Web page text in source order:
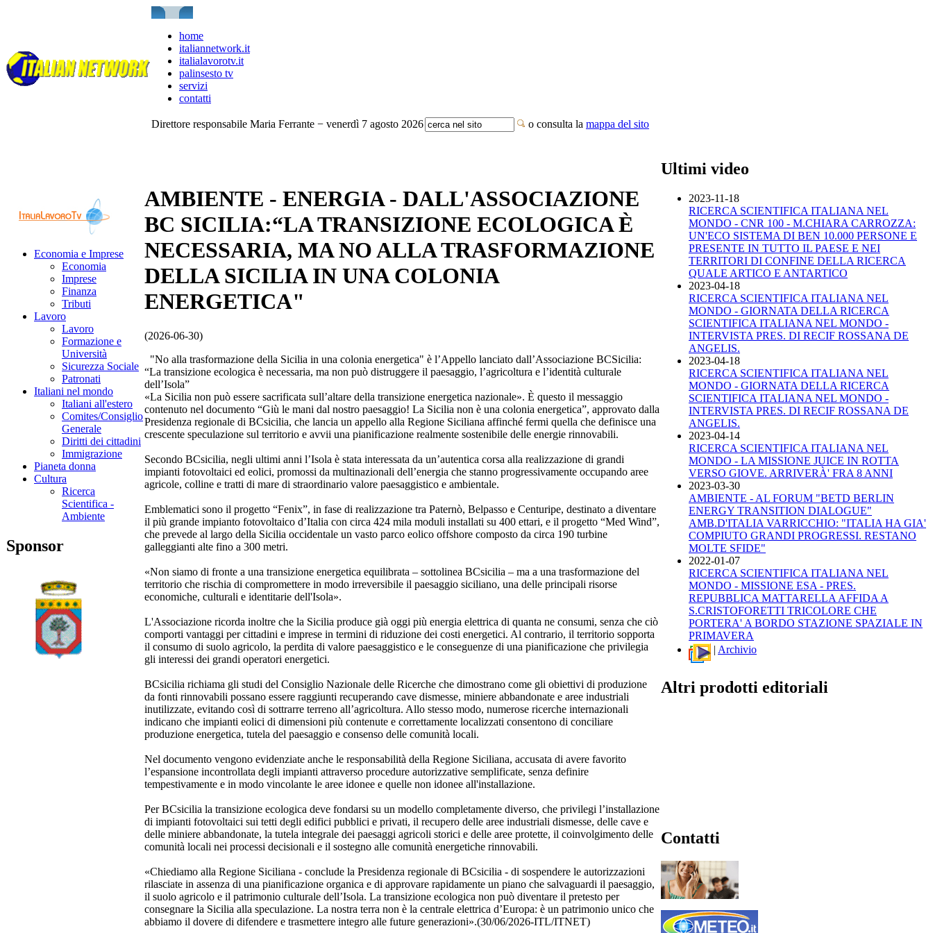
home
italiannetwork.it
italialavorotv.it
palinsesto tv
servizi
contatti
Direttore responsabile Maria Ferrante − venerdì 7 agosto 2026 o consulta la mappa del sito
Economia e Imprese
Economia
Imprese
Finanza
Tributi
Lavoro
Lavoro
Formazione e
Università
Sicurezza Sociale
Patronati
Italiani nel mondo
Italiani all'estero
Comites/Consiglio
Generale
Diritti dei cittadini
Immigrazione
Pianeta donna
Cultura
Ricerca
Scientifica -
Ambiente
Sponsor
AMBIENTE - ENERGIA - DALL'ASSOCIAZIONE
BC SICILIA:“LA TRANSIZIONE ECOLOGICA È
NECESSARIA, MA NO ALLA TRASFORMAZIONE
DELLA SICILIA IN UNA COLONIA
ENERGETICA"
(2026-06-30)
"No alla trasformazione della Sicilia in una colonia energetica" è l’Appello lanciato dall’Associazione BCSicilia:
“La transizione ecologica è necessaria, ma non può distruggere il paesaggio, l’agricoltura e l’identità culturale
dell’Isola”
«La Sicilia non può essere sacrificata sull’altare della transizione energetica nazionale». È questo il messaggio
contenuto nel documento “Giù le mani dal nostro paesaggio! La Sicilia non è una colonia energetica”, approvato dalla
Presidenza regionale di BCsicilia, che lancia un appello alla Regione Siciliana affinché fermi quella che definisce una
crescente speculazione sul territorio e avvii una pianificazione realmente sostenibile delle energie rinnovabili.
Secondo BCsicilia, negli ultimi anni l’Isola è stata interessata da un’autentica corsa alla realizzazione di grandi
impianti fotovoltaici ed eolici, promossi da multinazionali dell’energia che stanno progressivamente occupando aree
agricole, colline e tratti di mare di straordinario valore paesaggistico e ambientale.
Emblematici sono il progetto “Fenix”, in fase di realizzazione tra Paternò, Belpasso e Centuripe, destinato a diventare
il più grande impianto fotovoltaico d’Italia con circa 424 mila moduli installati su 400 ettari, e il progetto “Med Wind”,
che prevede al largo della Sicilia occidentale un vasto parco eolico offshore composto da circa 190 turbine
galleggianti alte fino a 300 metri.
«Non siamo di fronte a una transizione energetica equilibrata – sottolinea BCsicilia – ma a una trasformazione del
territorio che rischia di compromettere in modo irreversibile il paesaggio siciliano, una delle principali risorse
economiche, culturali e identitarie dell'Isola».
L'Associazione ricorda inoltre che la Sicilia produce già oggi più energia elettrica di quanta ne consumi, senza che ciò
comporti vantaggi per cittadini e imprese in termini di riduzione dei costi energetici. Al contrario, il territorio sopporta
il consumo di suolo agricolo, la perdita di valore paesaggistico e le conseguenze di una pianificazione che privilegia
gli interessi dei grandi operatori energetici.
BCsicilia richiama gli studi del Consiglio Nazionale delle Ricerche che dimostrano come gli obiettivi di produzione
da fonti rinnovabili possano essere raggiunti recuperando cave dismesse, miniere abbandonate e aree industriali
inutilizzate, evitando così di sottrarre terreno all’agricoltura. Allo stesso modo, numerose ricerche internazionali
indicano che impianti eolici di dimensioni più contenute e correttamente localizzati consentono di conciliare
produzione energetica, tutela del paesaggio e consenso delle comunità locali.
Nel documento vengono evidenziate anche le responsabilità della Regione Siciliana, accusata di avere favorito
l’espansione incontrollata degli impianti attraverso procedure autorizzative semplificate, senza definire
tempestivamente e in modo vincolante le aree idonee e quelle non idonee all'installazione.
Per BCsicilia la transizione ecologica deve fondarsi su un modello completamente diverso, che privilegi l’installazione
di impianti fotovoltaici sui tetti degli edifici pubblici e privati, il recupero delle aree industriali dismesse, delle cave e
delle miniere abbandonate, la tutela integrale dei paesaggi agricoli storici e delle aree protette, il coinvolgimento delle
comunità locali nei processi decisionali e il sostegno alle comunità energetiche rinnovabili.
«Chiediamo alla Regione Siciliana - conclude la Presidenza regionale di BCsicilia - di sospendere le autorizzazioni
rilasciate in assenza di una pianificazione organica e di approvare rapidamente un piano che salvaguardi il paesaggio,
il suolo agricolo e il patrimonio culturale dell’Isola. La transizione ecologica non può diventare il pretesto per
consegnare la Sicilia alla speculazione. La nostra terra non è la centrale elettrica d’Europa: è un patrimonio unico che
abbiamo il dovere di difendere e trasmettere integro alle future generazioni».(30/06/2026-ITL/ITNET)
Ultimi video
2023-11-18
RICERCA SCIENTIFICA ITALIANA NEL
MONDO - CNR 100 - M.CHIARA CARROZZA:
UN'ECO SISTEMA DI BEN 10.000 PERSONE E
PRESENTE IN TUTTO IL PAESE E NEI
TERRITORI DI CONFINE DELLA RICERCA
QUALE ARTICO E ANTARTICO
2023-04-18
RICERCA SCIENTIFICA ITALIANA NEL
MONDO - GIORNATA DELLA RICERCA
SCIENTIFICA ITALIANA NEL MONDO -
INTERVISTA PRES. DI RECIF ROSSANA DE
ANGELIS.
2023-04-18
RICERCA SCIENTIFICA ITALIANA NEL
MONDO - GIORNATA DELLA RICERCA
SCIENTIFICA ITALIANA NEL MONDO -
INTERVISTA PRES. DI RECIF ROSSANA DE
ANGELIS.
2023-04-14
RICERCA SCIENTIFICA ITALIANA NEL
MONDO - LA MISSIONE JUICE IN ROTTA
VERSO GIOVE. ARRIVERÀ' FRA 8 ANNI
2023-03-30
AMBIENTE - AL FORUM "BETD BERLIN
ENERGY TRANSITION DIALOGUE"
AMB.D'ITALIA VARRICCHIO: "ITALIA HA GIA'
COMPIUTO GRANDI PROGRESSI. RESTANO
MOLTE SFIDE"
2022-01-07
RICERCA SCIENTIFICA ITALIANA NEL
MONDO - MISSIONE ESA - PRES.
REPUBBLICA MATTARELLA AFFIDA A
S.CRISTOFORETTI TRICOLORE CHE
PORTERA' A BORDO STAZIONE SPAZIALE IN
PRIMAVERA
| Archivio
Altri prodotti editoriali
Contatti